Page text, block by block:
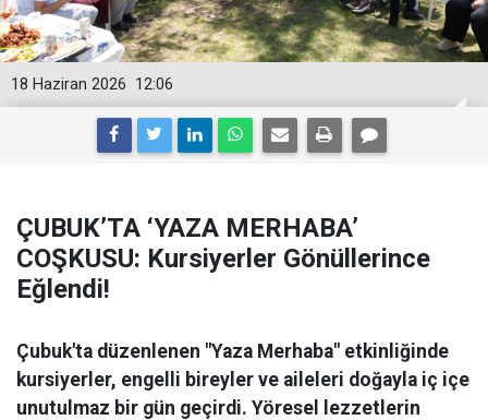
12:06
18 Haziran 2026
ÇUBUK’TA ‘YAZA MERHABA’
COŞKUSU: Kursiyerler Gönüllerince
Eğlendi!
Çubuk'ta düzenlenen "Yaza Merhaba" etkinliğinde
kursiyerler, engelli bireyler ve aileleri doğayla iç içe
unutulmaz bir gün geçirdi. Yöresel lezzetlerin